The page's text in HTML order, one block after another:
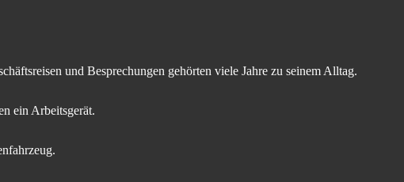
und Besprechungen gehörten viele Jahre zu seinem Alltag.
ein Arbeitsgerät.